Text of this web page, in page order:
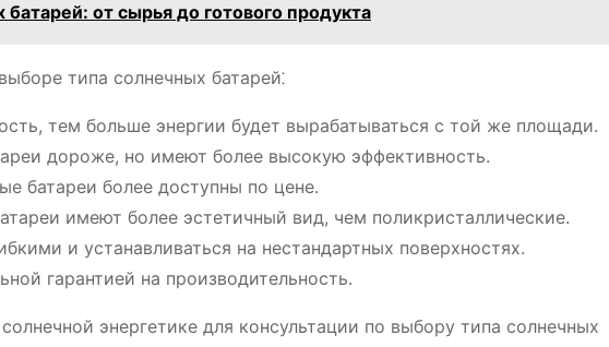
от сырья до готового продукта
типа солнечных батарей⁚
тем больше энергии будет вырабатываться с той же площади.
дороже, но имеют более высокую эффективность.
батареи более доступны по цене.
имеют более эстетичный вид, чем поликристаллические.
и устанавливаться на нестандартных поверхностях.
гарантией на производительность.
энергетике для консультации по выбору типа солнечных